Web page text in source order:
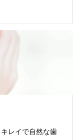
レイで自然な歯